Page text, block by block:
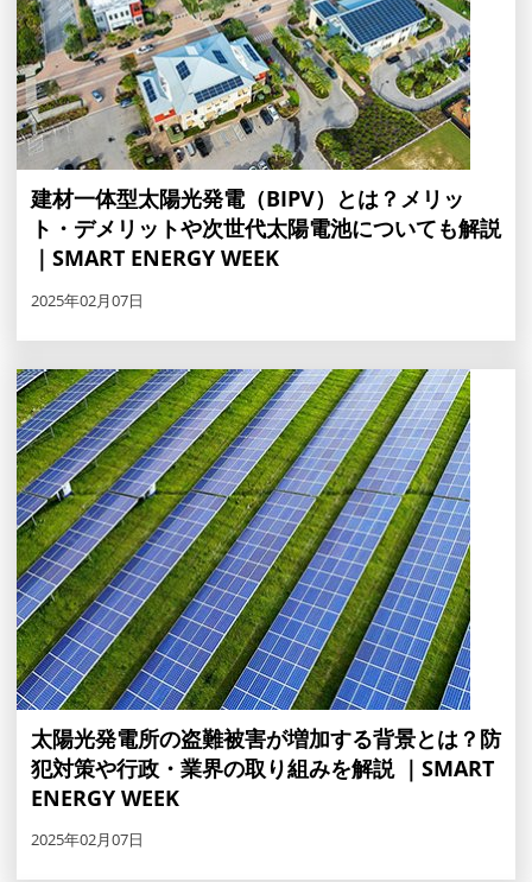
建材一体型太陽光発電（BIPV）とは？メリッ
ト・デメリットや次世代太陽電池についても解説
｜SMART ENERGY WEEK
2025年02月07日
太陽光発電所の盗難被害が増加する背景とは？防
犯対策や行政・業界の取り組みを解説 ｜SMART
ENERGY WEEK
2025年02月07日